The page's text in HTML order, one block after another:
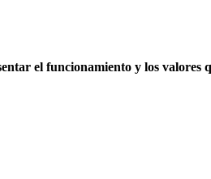
el funcionamiento y los valores